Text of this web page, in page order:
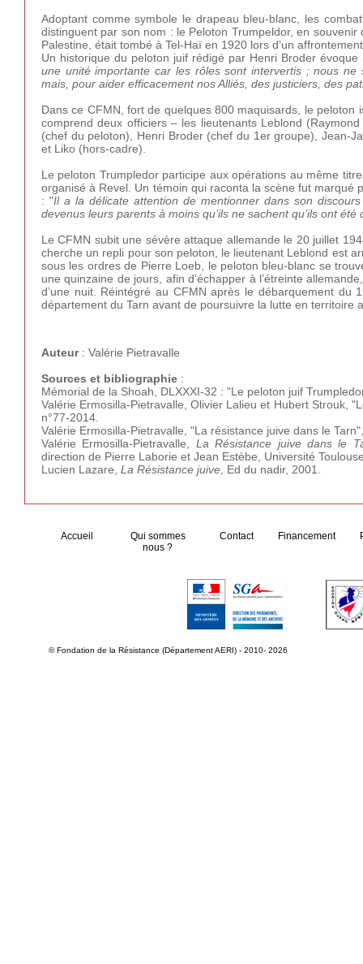
Adoptant comme symbole le drapeau bleu-blanc, les
distinguent par son nom : le Peloton Trumpeldor, en
Palestine, était tombé à Tel-Haï en 1920 lors d’un
Un historique du peloton juif rédigé par Henri Broder
une unité importante car les rôles sont intervertis ; nous
mais, pour aider efficacement nos Alliés, des justiciers, des
Dans ce CFMN, fort de quelques 800 maquisards, le peloton
comprend deux officiers – les lieutenants Leblond
(chef du peloton), Henri Broder (chef du 1er groupe), Jean-
et Liko (hors-cadre).
Le peloton Trumpledor participe aux opérations au même
organisé à Revel. Un témoin qui raconta la scène fut
: "Il a la délicate attention de mentionner dans son
devenus leurs parents à moins qu’ils ne sachent qu’ils ont été
Le CFMN subit une sévère attaque allemande le 20 juillet
cherche un repli pour son peloton, le lieutenant Leblond est
sous les ordres de Pierre Loeb, le peloton bleu-blanc se
une quinzaine de jours, afin d’échapper à l’étreinte
d’une nuit. Réintégré au CFMN après le débarquement
département du Tarn avant de poursuivre la lutte en territoire
Auteur: Valérie Pietravalle
Sources et bibliographie :
Mémorial de la Shoah, DLXXXI-32 : "Le peloton juif
Valérie Ermosilla-Pietravalle, Olivier Lalieu et Hubert Strouk,
n°77-2014.
Valérie Ermosilla-Pietravalle, "La résistance juive dans le
Valérie Ermosilla-Pietravalle, La Résistance juive dans le
direction de Pierre Laborie et Jean Estèbe, Université
Lucien Lazare, La Résistance juive , Ed du nadir, 2001.
Accueil
Qui sommes
nous ?
Contact Financement
© Fondation de la Résistance (Département AERI) - 2010- 2026